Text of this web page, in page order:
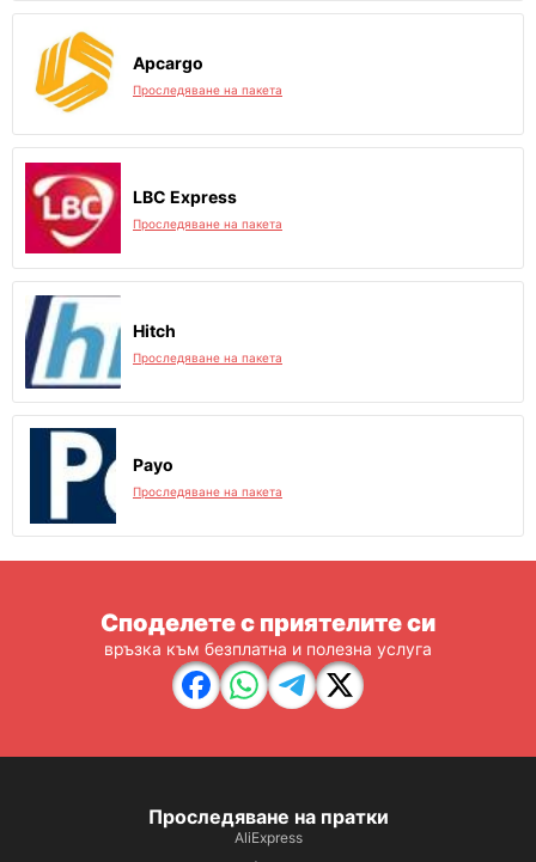
Apcargo
Проследяване на пакета
LBC Express
Проследяване на пакета
Hitch
Проследяване на пакета
Payo
Проследяване на пакета
Споделете с приятелите си
връзка към безплатна и полезна услуга
Проследяване на пратки
AliExpress